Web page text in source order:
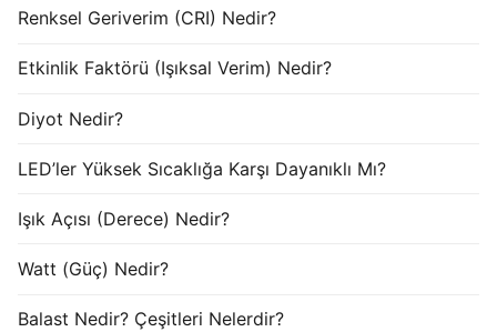
Renksel Geriverim (CRI) Nedir?
Etkinlik Faktörü (Işıksal Verim) Nedir?
Diyot Nedir?
LED’ler Yüksek Sıcaklığa Karşı Dayanıklı Mı?
Işık Açısı (Derece) Nedir?
Watt (Güç) Nedir?
Balast Nedir? Çeşitleri Nelerdir?